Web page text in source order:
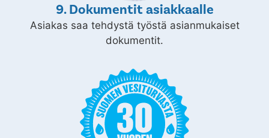
9. Dokumentit asiakkaalle
Asiakas saa tehdystä työstä asianmukaiset
dokumentit.